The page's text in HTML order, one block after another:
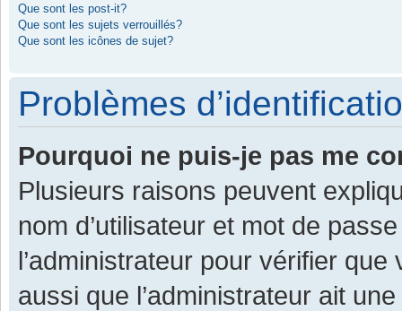
Que sont les post-it?
Que sont les sujets verrouillés?
Que sont les icônes de sujet?
Problèmes
Pourquoi ne puis-je pas me
Plusieurs raisons peuvent
nom d’utilisateur et mot de
l’administrateur pour vérifier
aussi que l’administrateur ait